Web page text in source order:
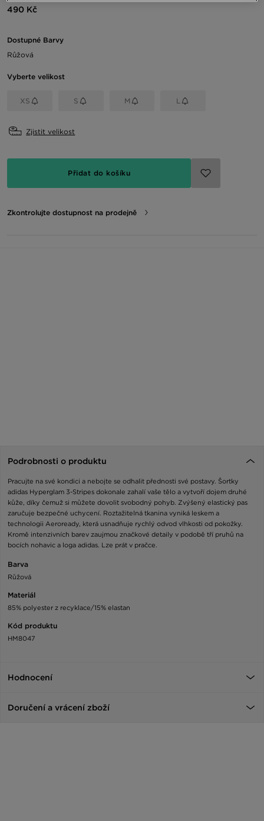
490 Kč
Dostupné Barvy
Růžová
Vyberte velikost
XS S M L
Zjistit velikost
Přidat do košíku
Zkontrolujte dostupnost na prodejně
Podrobnosti o produktu
Pracujte na své kondici a nebojte se odhalit přednosti své postavy. Šortky
adidas Hyperglam 3-Stripes dokonale zahalí vaše tělo a vytvoří dojem druhé
kůže, díky čemuž si můžete dovolit svobodný pohyb. Zvýšený elastický pas
zaručuje bezpečné uchycení. Roztažitelná tkanina vyniká leskem a
technologii Aeroready, která usnadňuje rychlý odvod vlhkosti od pokožky.
Kromě intenzivních barev zaujmou značkové detaily v podobě tří pruhů na
bocích nohavic a loga adidas. Lze prát v pračce.
Barva
Růžová
Materiál
85% polyester z recyklace/15% elastan
Kód produktu
HM8047
Hodnocení
Doručení a vrácení zboží